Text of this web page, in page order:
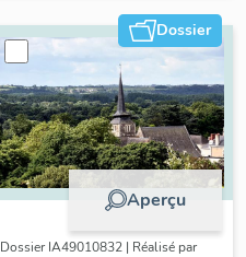
Dossier
Aperçu
Dossier IA49010832 | Réalisé par